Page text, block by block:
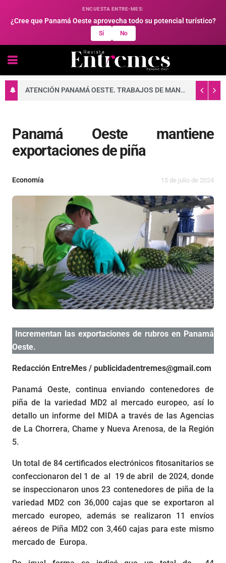
ENCUESTA ENTRE-MES:
¿Cree que Panamá Oeste aprovecha todo su potencial turístico?
Sí No
ATENCIÓN PANAMÁ OESTE. TRABAJOS DE MANTENIMIENTO EN LA RED ELÉCTRICA DEL 10 AL 16 DE AGOSTO DE 2026
Panamá Oeste mantiene
exportaciones de piña
Economía 15 de julio de 2024
Incrementan las exportaciones de rubros en Panamá
Oeste.
Redacción EntreMes / publicidadentremes@gmail.com
Panamá Oeste, continua enviando contenedores de
piña de la variedad MD2 al mercado europeo, así lo
detallo un informe del MIDA a través de las Agencias
de La Chorrera, Chame y Nueva Arenosa, de la Región
5.
Un total de 84 certificados electrónicos fitosanitarios se
confeccionaron del 1 de al 19 de abril de 2024, donde
se inspeccionaron unos 23 contenedores de piña de la
variedad MD2 con 36,000 cajas que se exportaron al
mercado europeo, además se realizaron 11 envíos
aéreos de Piña MD2 con 3,460 cajas para este mismo
mercado de Europa.